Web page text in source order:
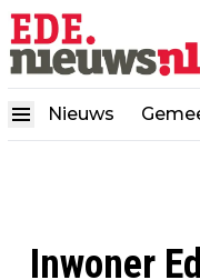
Nieuws
Inwoner